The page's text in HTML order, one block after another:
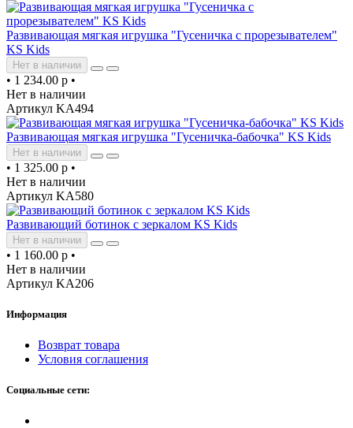
Развивающая мягкая игрушка "Гусеничка с прорезывателем"
KS Kids
Нет в наличии
• 1 234.00 р •
Нет в наличии
Артикул KA494
Развивающая мягкая игрушка "Гусеничка-бабочка" KS Kids
Нет в наличии
• 1 325.00 р •
Нет в наличии
Артикул KA580
Развивающий ботинок с зеркалом KS Kids
Нет в наличии
• 1 160.00 р •
Нет в наличии
Артикул KA206
Информация
Возврат товара
Условия соглашения
Социальные сети: